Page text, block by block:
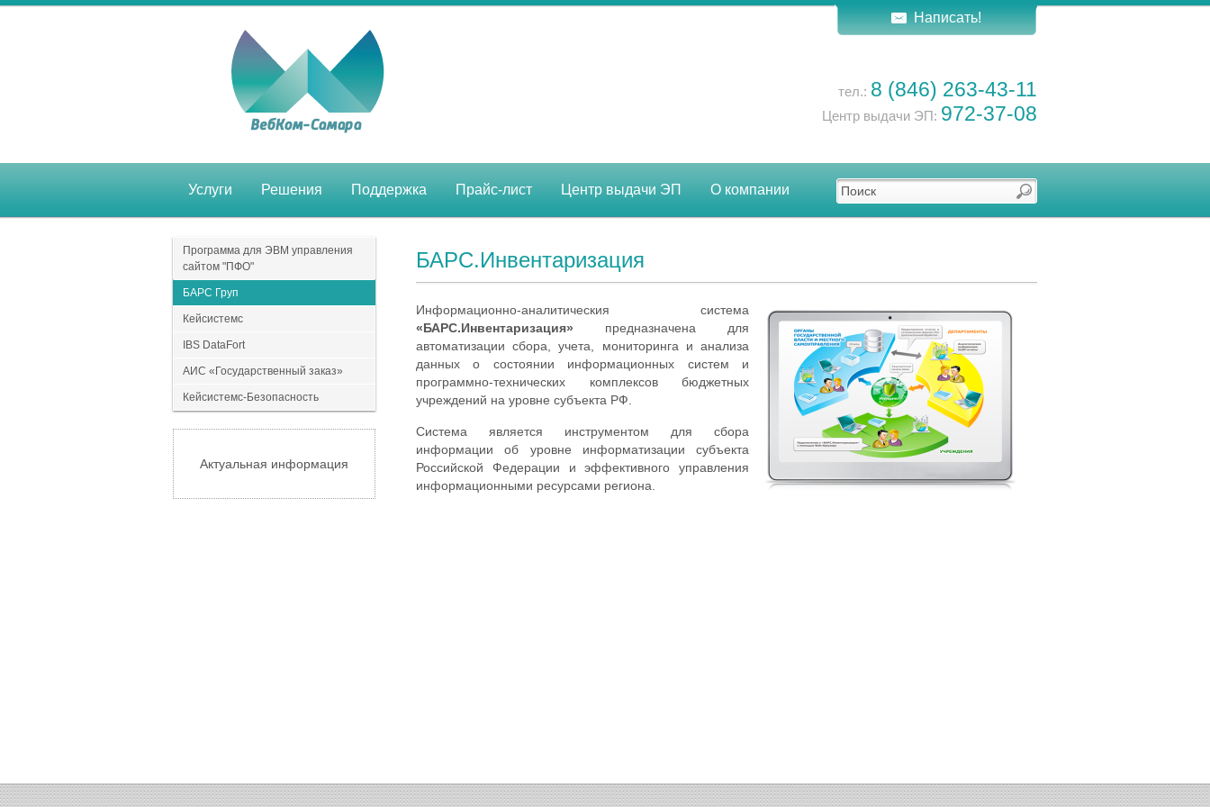
Написать!
тел.: 8 (846) 263-43-11
Центр выдачи ЭП: 972-37-08
Услуги Решения Поддержка Прайс-лист Центр выдачи ЭП О компании
Программа для ЭВМ управления
сайтом "ПФО"
БАРС Груп
Кейсистемс
IBS DataFort
АИС «Государственный заказ»
Кейсистемс-Безопасность
Актуальная информация
БАРС.Инвентаризация
Информационно-аналитическия система
«БАРС.Инвентаризация» предназначена для
автоматизации сбора, учета, мониторинга и анализа
данных о состоянии информационных систем и
программно-технических комплексов бюджетных
учреждений на уровне субъекта РФ.
Система является инструментом для сбора
информации об уровне информатизации субъекта
Российской Федерации и эффективного управления
информационными ресурсами региона.